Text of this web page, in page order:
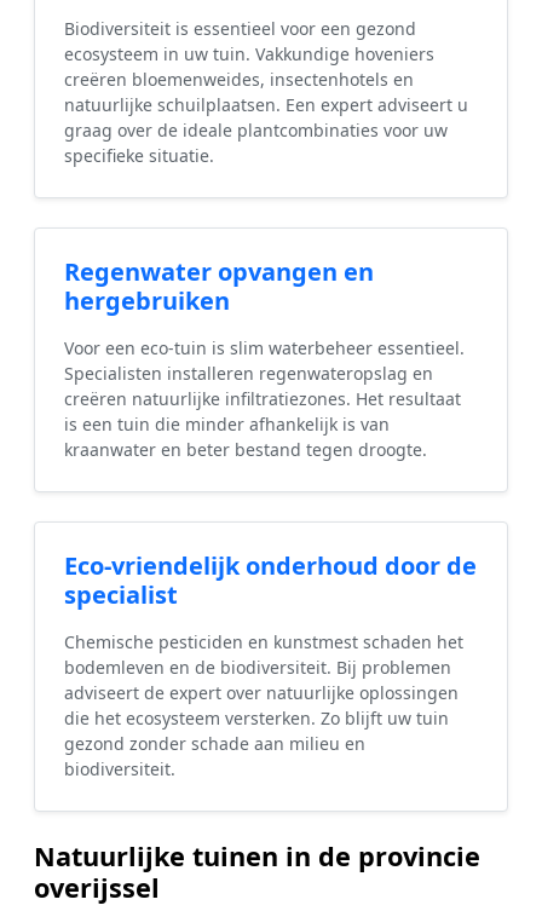
Biodiversiteit is essentieel voor een gezond
ecosysteem in uw tuin. Vakkundige hoveniers
creëren bloemenweides, insectenhotels en
natuurlijke schuilplaatsen. Een expert adviseert u
graag over de ideale plantcombinaties voor uw
specifieke situatie.
Regenwater opvangen en
hergebruiken
Voor een eco-tuin is slim waterbeheer essentieel.
Specialisten installeren regenwateropslag en
creëren natuurlijke infiltratiezones. Het resultaat
is een tuin die minder afhankelijk is van
kraanwater en beter bestand tegen droogte.
Eco-vriendelijk onderhoud door de
specialist
Chemische pesticiden en kunstmest schaden het
bodemleven en de biodiversiteit. Bij problemen
adviseert de expert over natuurlijke oplossingen
die het ecosysteem versterken. Zo blijft uw tuin
gezond zonder schade aan milieu en
biodiversiteit.
Natuurlijke tuinen in de provincie
overijssel